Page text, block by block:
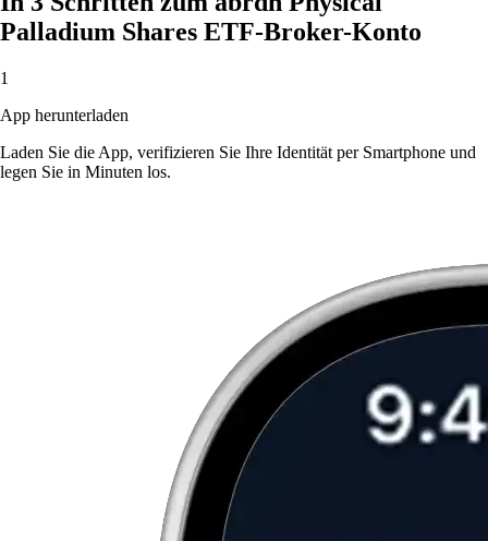
Palladium Shares ETF-Broker-Konto
1
App herunterladen
Laden Sie die App, verifizieren Sie Ihre Identität per Smartphone und
legen Sie in Minuten los.